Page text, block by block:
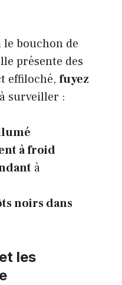
bouchon de
présente des
effiloché, fuyez
surveiller :
à froid
à
noirs dans
les